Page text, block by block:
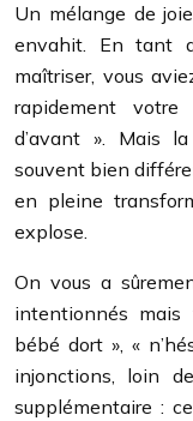
Un mélange de
envahit. En tant
maîtriser, vous
rapidement
d’avant ». Mais
souvent bien
en pleine
explose.
On vous a
intentionnés mais
bébé dort », «
injonctions, loin
supplémentaire :